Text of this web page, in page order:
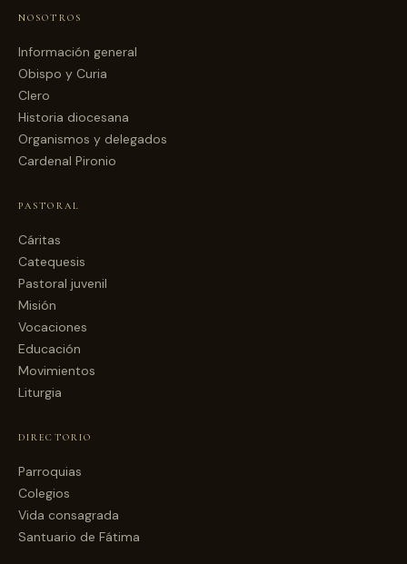
NOSOTROS
Información general
Obispo y Curia
Clero
Historia diocesana
Organismos y delegados
Cardenal Pironio
PASTORAL
Cáritas
Catequesis
Pastoral juvenil
Misión
Vocaciones
Educación
Movimientos
Liturgia
DIRECTORIO
Parroquias
Colegios
Vida consagrada
Santuario de Fátima